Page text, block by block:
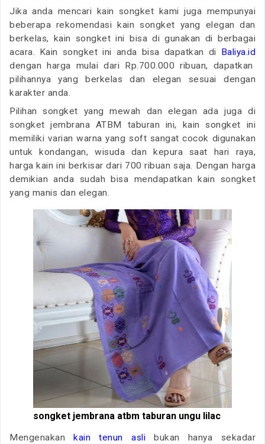
Jika anda mencari kain songket kami juga mempunyai
beberapa rekomendasi kain songket yang elegan dan
berkelas, kain songket ini bisa di gunakan di berbagai
acara. Kain songket ini anda bisa dapatkan di Baliya.id
dengan harga mulai dari Rp.700.000 ribuan, dapatkan
pilihannya yang berkelas dan elegan sesuai dengan
karakter anda.
Pilihan songket yang mewah dan elegan ada juga di
songket jembrana ATBM taburan ini, kain songket ini
memiliki varian warna yang soft sangat cocok digunakan
untuk kondangan, wisuda dan kepura saat hari raya,
harga kain ini berkisar dari 700 ribuan saja. Dengan harga
demikian anda sudah bisa mendapatkan kain songket
yang manis dan elegan.
songket jembrana atbm taburan ungu lilac
Mengenakankain tenun asli
bukan hanya sekadar